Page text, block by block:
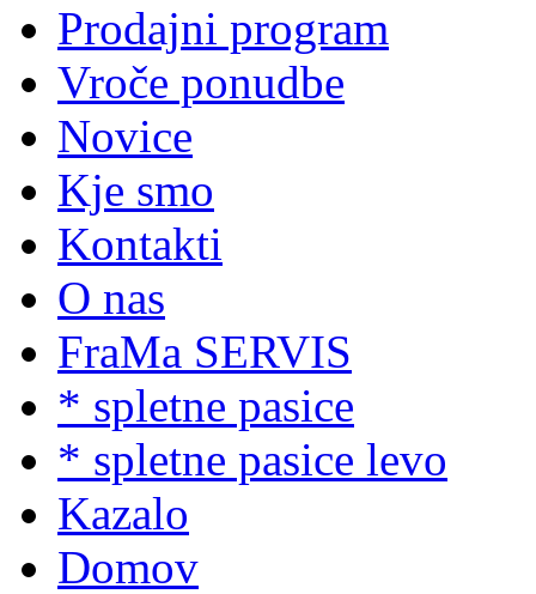
Prodajni program
Vroče ponudbe
Novice
Kje smo
Kontakti
O nas
FraMa SERVIS
* spletne pasice
* spletne pasice levo
Kazalo
Domov